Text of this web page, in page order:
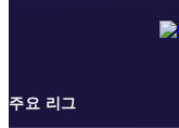
주요 리그